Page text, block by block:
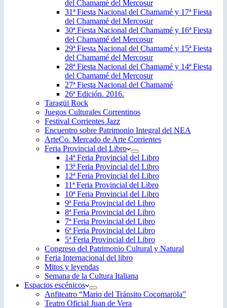
del Chamamé del Mercosur
31ª Fiesta Nacional del Chamamé y 17ª Fiesta
del Chamamé del Mercosur
30ª Fiesta Nacional del Chamamé y 16ª Fiesta
del Chamamé del Mercosur
29ª Fiesta Nacional del Chamamé y 15ª Fiesta
del Chamamé del Mercosur
28ª Fiesta Nacional del Chamamé y 14ª Fiesta
del Chamamé del Mercosur
27ª Fiesta Nacional del Chamamé
26ª Edición. 2016.
Taragüi Rock
Juegos Culturales Correntinos
Festival Corrientes Jazz
Encuentro sobre Patrimonio Integral del NEA
ArteCo. Mercado de Arte Corrientes
Feria Provincial del Libro
14ª Feria Provincial del Libro
13ª Feria Provincial del Libro
12ª Feria Provincial del Libro
11ª Feria Provincial del Libro
10ª Feria Provincial del Libro
9ª Feria Provincial del Libro
8ª Feria Provincial del Libro
7ª Feria Provincial del Libro
6ª Feria Provincial del Libro
5ª Feria Provincial del Libro
Congreso del Patrimonio Cultural y Natural
Feria Internacional del libro
Mitos y leyendas
Semana de la Cultura Italiana
Espacios escénicos
Anfiteatro “Mario del Tránsito Cocomarola”
Teatro Oficial Juan de Vera